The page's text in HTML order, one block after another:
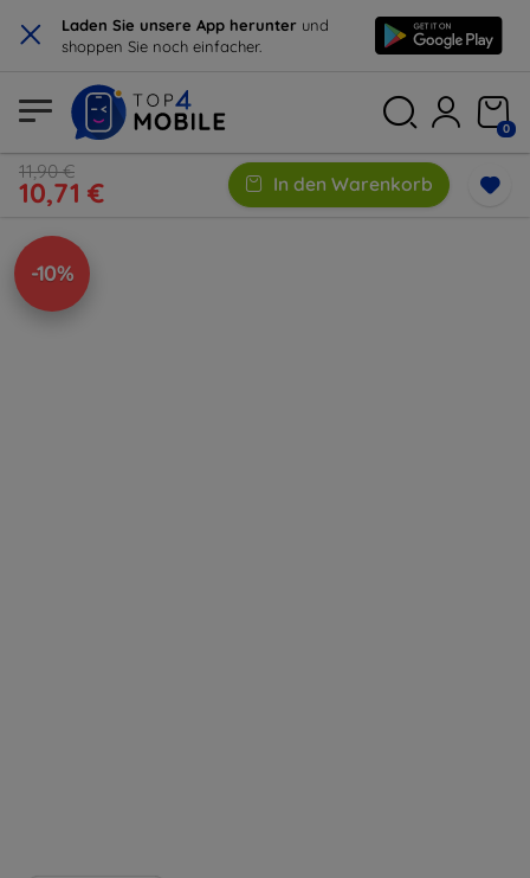
× Laden Sie unsere App herunter und
shoppen Sie noch einfacher.
0
11,90 €
10,71 € In den Warenkorb
-10%